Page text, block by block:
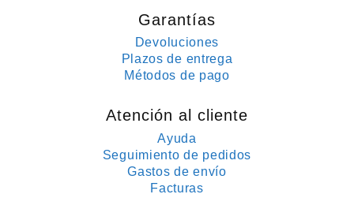
Garantías
Devoluciones
Plazos de entrega
Métodos de pago
Atención al cliente
Ayuda
Seguimiento de pedidos
Gastos de envío
Facturas